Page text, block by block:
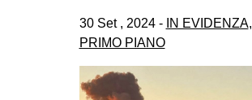
30 Set , 2024 - IN EVIDENZA,
PRIMO PIANO